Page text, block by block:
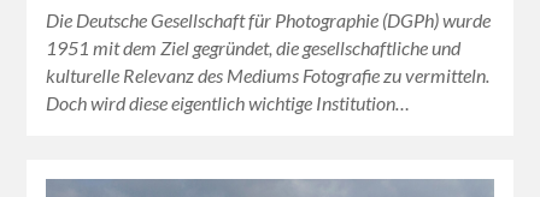
Die Deutsche Gesellschaft für Photographie (DGPh) wurde
1951 mit dem Ziel gegründet, die gesellschaftliche und
kulturelle Relevanz des Mediums Fotografie zu vermitteln.
Doch wird diese eigentlich wichtige Institution…